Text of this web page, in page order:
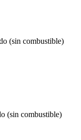
(sin combustible)
(sin combustible)